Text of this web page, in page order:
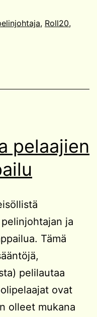
, Roll20,
pelaajien
ja
Tämä
pelilautaa
ovat
olleet mukana